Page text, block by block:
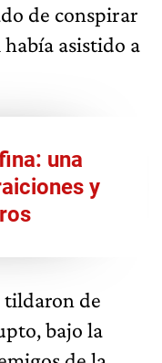
de conspirar
asistido a
una
y
tildaron de
bajo la